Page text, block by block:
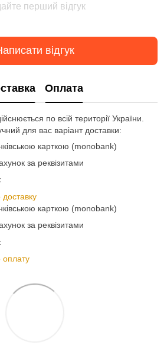
перший відгук
відгук
Оплата
по всій території України.
для вас варіант доставки:
карткою (monobank)
за реквізитами
карткою (monobank)
за реквізитами
оплату